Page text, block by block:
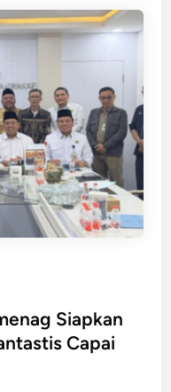
a
t
k
o
b
a
T
a
l
D
Siapkan
Capai